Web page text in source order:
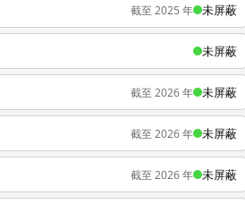
截至 2025 年 未屏蔽
未屏蔽
截至 2026 年 未屏蔽
截至 2026 年 未屏蔽
截至 2026 年 未屏蔽